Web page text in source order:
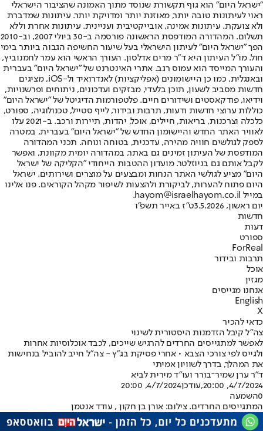
"ישראל היום" הוא גוף תקשורת שנוסד מתוך האמונה שהציבור הישראלי
ראוי לעיתונות טובה יותר, מאוזנת יותר ומדויקת יותר. עיתונות שמדברת
ולא צועקת. עיתונות אמינה, אובייקטיבית ועניינית. עיתונות אחרת וללא
תשלום. המהדורה המודפסת הראשונה פורסמה ב-30 ביולי 2007, וב-2010
הפך "ישראל היום" לעיתון הישראלי בעל שיעור החשיפה הגבוה ביותר בימי
חול. מו"ל העיתון היא ד"ר מרים אדלסון. העורך הראשי הוא עמר לחמנוביץ,
והעורך המייסד הוא עמוס רגב. אתרי האינטרנט של "ישראל היום" בעברית
ובאנגלית, כמו כן היישומונים (אפליקציות) לאנדרואיד ול-iOS, מציגים
חדשות מסביב לשעון, תוכן בלעדי, מבזקים ועדכונים, ניתוחים ופרשנויות,
וידיאו, פודקאסטים ושידורים חיים. פלטפורמות הדיגיטל של "ישראל היום"
כוללות ערוצי חדשות ודעות, תרבות ובידור, לייף סטייל, טכנולוגיה, ספורט,
כלכלה וצרכנות, בריאות, חיילים, אוכל, יהדות, תיירות ורכב. ב-2021 עלו
לאוויר האתר החדש והיישומון החדש של "ישראל היום" בעברית, במטרה
לספק לגולשים חוויה מהירה, עדכנית, בטוחה ונוחה. תכני המהדורה
המודפסת של העיתון זמינים גם באתר, במהדורה יומית מקוונת, ואפשר
לקבל אותם גם בניוזלטר. מועדון ההטבות הייחודי "הקליקה של ישראל
היום" מציע לגולשי האתר הנחות ומבצעים על מוצרים ושירותים. ישראל
היום פתוח להערות, לביקורת ולהצעות לשיפור מקהל הקוראים. פנו אלינו
במייל hayom@israelhayom.co.il.
יום ראשון, 3.5.2026
ט"ז באייר תשפ"ו
חדשות
דעות
ספורט
ForReal
תרבות ובידור
אוכל
מגזין
אנחנו מגייסים
English
X
כדאי להכיר
צה"ל קיבל הזדמנות היסטורית לשינוי
לאפשר למתגייסים החרדים להרגיש שייכים, לכבד אוכלוסיות אחרות
ולגייס לפי צורכי הצבא • אחרי פסיקת בג"ץ - צה"ל חייב להוביל בנחישות
את המהלך, בדרך לשוויון אמיתי
ד"ר ערן שמיר־בורר ועו"ד מירית לביא
4/7/2024, 20:00
,עודכן4/7/2024, 20:00
0השמעה
המתגייסים החרדים. צילום: אורן בן חקון , עודד אנטמן